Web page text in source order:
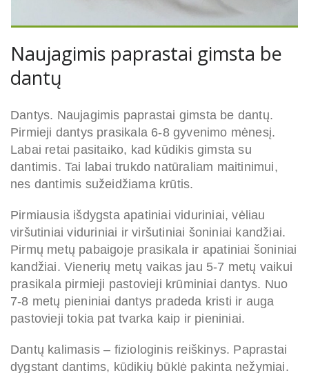
Naujagimis paprastai gimsta be
dantų
Dantys. Naujagimis paprastai gimsta be dantų.
Pirmieji dantys prasikala 6-8 gyvenimo mėnesį.
Labai retai pasitaiko, kad kūdikis gimsta su
dantimis. Tai labai trukdo natūraliam maitinimui,
nes dantimis sužeidžiama krūtis.
Pirmiausia išdygsta apatiniai viduriniai, vėliau
viršutiniai viduriniai ir viršutiniai šoniniai kandžiai.
Pirmų metų pabaigoje prasikala ir apatiniai šoniniai
kandžiai. Vienerių metų vaikas jau 5-7 metų vaikui
prasikala pirmieji pastovieji krūminiai dantys. Nuo
7-8 metų pieniniai dantys pradeda kristi ir auga
pastovieji tokia pat tvarka kaip ir pieniniai.
Dantų kalimasis – fiziologinis reiškinys. Paprastai
dygstant dantims, kūdikių būklė pakinta nežymiai.